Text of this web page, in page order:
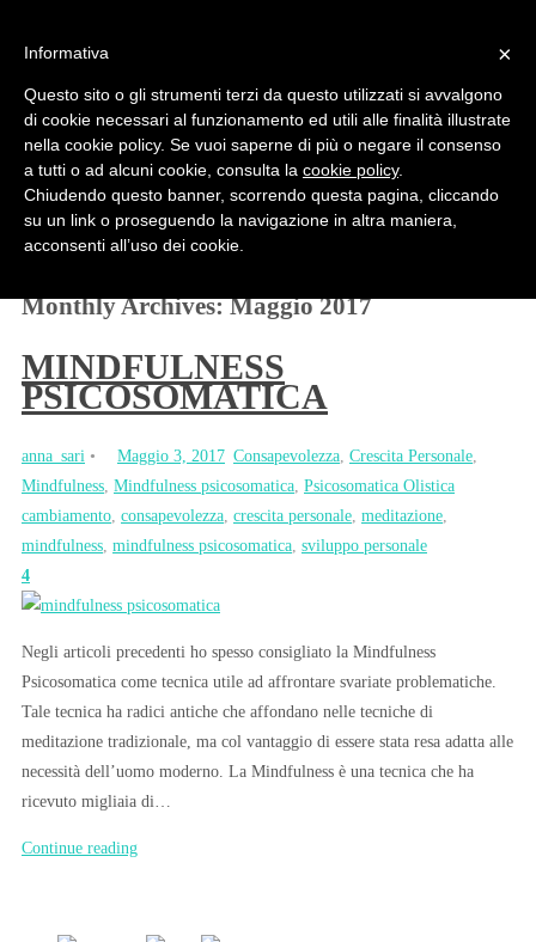
PSICOPRATICA
Psicologia del Benessere - di Anna Sari
2017 Maggio
Monthly Archives:Maggio 2017
MINDFULNESS
PSICOSOMATICA
anna_sari • Maggio 3, 2017 Consapevolezza, Crescita Personale,
Mindfulness, Mindfulness psicosomatica, Psicosomatica Olistica
cambiamento, consapevolezza, crescita personale, meditazione,
mindfulness, mindfulness psicosomatica, sviluppo personale
4
Negli articoli precedenti ho spesso consigliato la Mindfulness
Psicosomatica come tecnica utile ad affrontare svariate problematiche.
Tale tecnica ha radici antiche che affondano nelle tecniche di
meditazione tradizionale, ma col vantaggio di essere stata resa adatta alle
necessità dell’uomo moderno. La Mindfulness è una tecnica che ha
ricevuto migliaia di…
Continue reading
×
Informativa
Questo sito o gli strumenti terzi da questo utilizzati si avvalgono
di cookie necessari al funzionamento ed utili alle finalità illustrate
nella cookie policy. Se vuoi saperne di più o negare il consenso
a tutti o ad alcuni cookie, consulta la cookie policy.
Chiudendo questo banner, scorrendo questa pagina, cliccando
su un link o proseguendo la navigazione in altra maniera,
acconsenti all’uso dei cookie.